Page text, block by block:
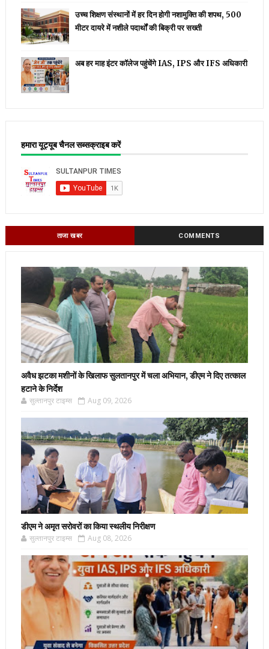
उच्च शिक्षण संस्थानों में हर दिन होगी नशामुक्ति की शपथ, 500
मीटर दायरे में नशीले पदार्थों की बिक्री पर सख्ती
अब हर माह इंटर कॉलेज पहुंचेंगे IAS, IPS और IFS अधिकारी
हमारा यूट्यूब चैनल सब्सक्राइब करें
ताजा खबर COMMENTS
अवैध झटका मशीनों के खिलाफ सुलतानपुर में चला अभियान, डीएम ने दिए तत्काल
हटाने के निर्देश
सुल्तानपुर टाइम्स Aug 09, 2026
डीएम ने अमृत सरोवरों का किया स्थलीय निरीक्षण
सुल्तानपुर टाइम्स Aug 08, 2026